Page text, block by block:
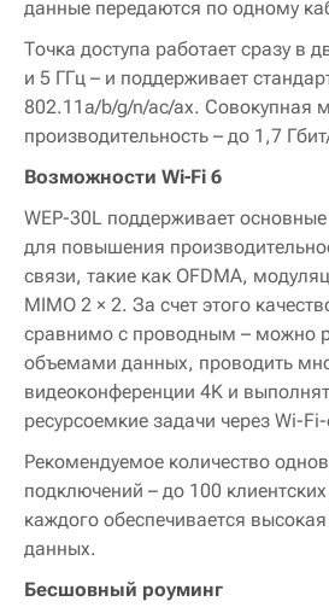
данные передаются по одному
Точка доступа работает сразу в
и 5 ГГц – и поддерживает
802.11a/b/g/n/ac/ax. Совокупная
производительность – до 1,7
Возможности Wi-Fi 6
WEP-30L поддерживает
для повышения
связи, такие как OFDMA,
MIMO 2 × 2. За счет этого
сравнимо с проводным – можно
объемами данных, проводить
видеоконференции 4K и
ресурсоемкие задачи через Wi-Fi-
Рекомендуемое количество
подключений – до 100
каждого обеспечивается
данных.
Бесшовный роуминг